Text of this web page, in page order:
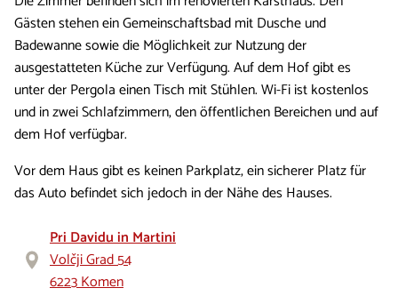
Gästen stehen ein Gemeinschaftsbad mit Dusche und
Badewanne sowie die Möglichkeit zur Nutzung der
ausgestatteten Küche zur Verfügung. Auf dem Hof gibt es
unter der Pergola einen Tisch mit Stühlen. Wi-Fi ist kostenlos
und in zwei Schlafzimmern, den öffentlichen Bereichen und auf
dem Hof verfügbar.
Vor dem Haus gibt es keinen Parkplatz, ein sicherer Platz für
das Auto befindet sich jedoch in der Nähe des Hauses.
Pri Davidu in Martini
Volčji Grad 54
6223 Komen